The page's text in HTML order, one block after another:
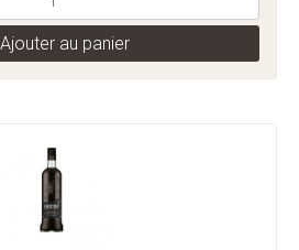
Ajouter au panier